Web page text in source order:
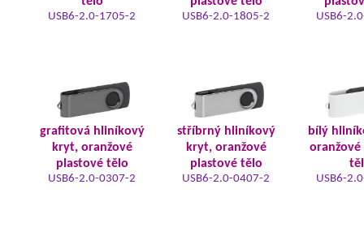
USB6-2.0-1705-2 USB6-2.0-1805-2 USB6-
grafitová hliníkový
kryt, oranžové
plastové tělo
USB6-2.0-0307-2
stříbrný hliníkový
kryt, oranžové
plastové tělo
USB6-2.0-0407-2
bílý
oranžové
USB6-